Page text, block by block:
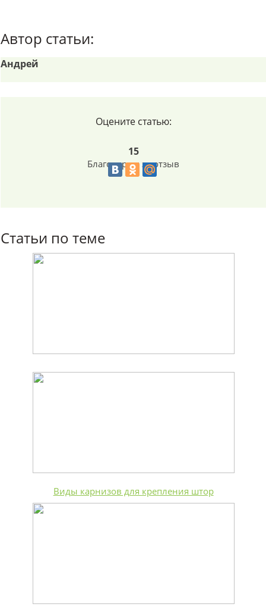
Автор статьи:
Андрей
Оцените статью:
15
Благодарим за отзыв
Статьи по теме
Виды карнизов для крепления штор